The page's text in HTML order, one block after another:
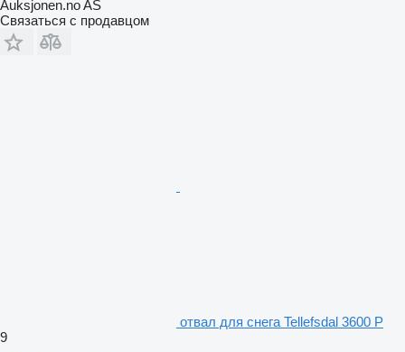
Auksjonen.no AS
Связаться с продавцом
отвал для снега Tellefsdal 3600 P
9